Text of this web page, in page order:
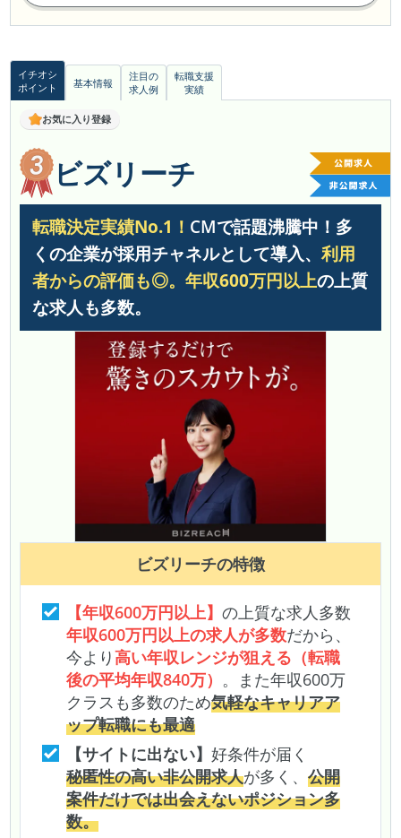
イチオシ
ポイント
基本情報
注目の
求人例
転職支援
実績
お気に入り登録
ビズリーチ
転職決定実績No.1！ CMで話題沸騰中！多
くの企業が採用チャネルとして導入、利用
者からの評価も◎。 年収600万円以上の上質
な求人も多数。
ビズリーチの特徴
【年収600万円以上】の上質な求人多数
年収600万円以上の求人が多数だから、
今より高い年収レンジが狙える（転職
後の平均年収840万） 。また年収600万
クラスも多数のため気軽なキャリアア
ップ転職にも最適
【サイトに出ない】好条件が届く
秘匿性の高い非公開求人が多く、公開
案件だけでは出会えないポジション多
数。